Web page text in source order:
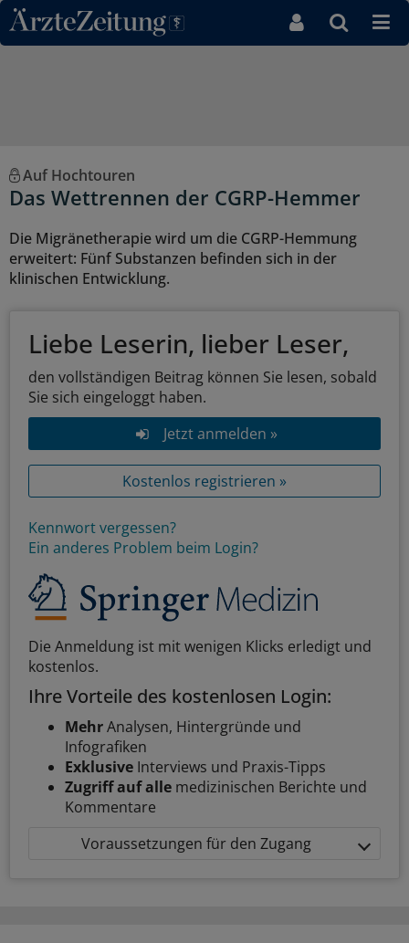
Direkt zum Inhaltsbereich
Auf Hochtouren
Das Wettrennen der CGRP-Hemmer
Die Migränetherapie wird um die CGRP-Hemmung
erweitert: Fünf Substanzen befinden sich in der
klinischen Entwicklung.
Liebe Leserin, lieber Leser,
den vollständigen Beitrag können Sie lesen, sobald
Sie sich eingeloggt haben.
Jetzt anmelden »
Kostenlos registrieren »
Kennwort vergessen?
Ein anderes Problem beim Login?
Die Anmeldung ist mit wenigen Klicks erledigt und
kostenlos.
Ihre Vorteile des kostenlosen Login:
MehrAnalysen, Hintergründe und
Infografiken
Exklusive Interviews und Praxis-Tipps
Zugriff auf alle medizinischen Berichte und
Kommentare
Voraussetzungen für den Zugang